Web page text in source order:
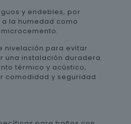
y endebles, por
la humedad como
nivelación para evitar
una instalación duradera.
térmico y acústico,
comodidad y seguridad